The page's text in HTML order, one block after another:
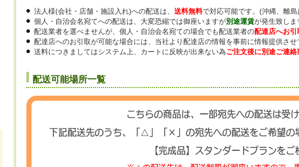
法人様(会社・店舗・施設入れ)への配送は、 送料無料で対応可能です。(沖縄、離島
個人・自治会名宛てへの配送は、大変恐縮では御座いますが別途運賃が発生致しま
配送業者を選べませんが、個人・自治会名宛ての場合でも配送業者の配達店へお
配達店へのお引取が可能な場合には、当社より配達店の情報を事前に情報提供させ
送料につきましてはシステム上、カートに反映が出来ない為ご注文後に別途ご連絡
配送可能場所一覧